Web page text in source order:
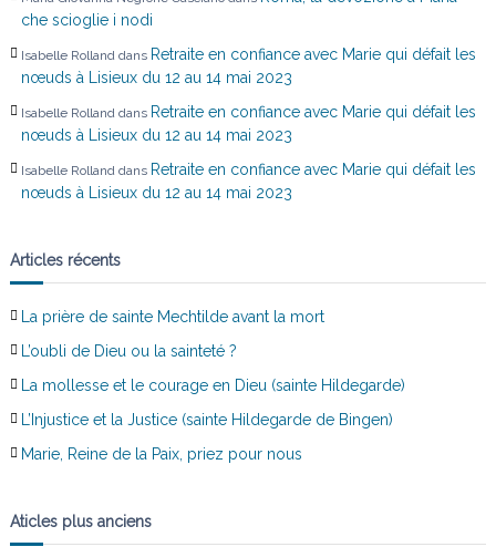
che scioglie i nodi
Isabelle Rolland dans Retraite en confiance avec Marie qui défait les
nœuds à Lisieux du 12 au 14 mai 2023
Isabelle Rolland dans Retraite en confiance avec Marie qui défait les
nœuds à Lisieux du 12 au 14 mai 2023
Isabelle Rolland dans Retraite en confiance avec Marie qui défait les
nœuds à Lisieux du 12 au 14 mai 2023
Articles récents
La prière de sainte Mechtilde avant la mort
L’oubli de Dieu ou la sainteté ?
La mollesse et le courage en Dieu (sainte Hildegarde)
L’Injustice et la Justice (sainte Hildegarde de Bingen)
Marie, Reine de la Paix, priez pour nous
Aticles plus anciens